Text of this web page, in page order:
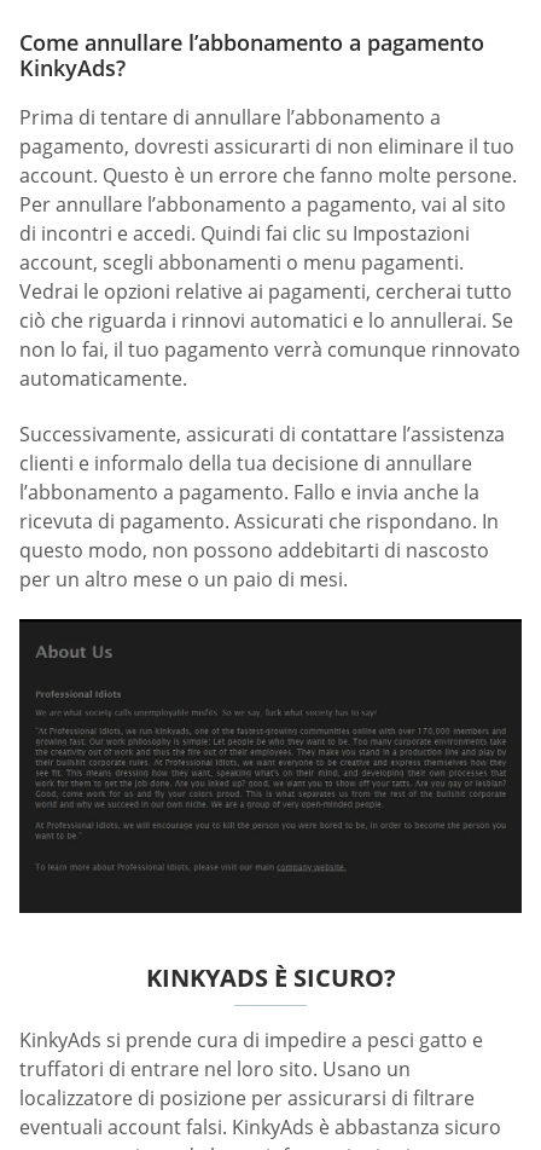
Come annullare l’abbonamento a pagamento
KinkyAds?
Prima di tentare di annullare l’abbonamento a
pagamento, dovresti assicurarti di non eliminare il tuo
account. Questo è un errore che fanno molte persone.
Per annullare l’abbonamento a pagamento, vai al sito
di incontri e accedi. Quindi fai clic su Impostazioni
account, scegli abbonamenti o menu pagamenti.
Vedrai le opzioni relative ai pagamenti, cercherai tutto
ciò che riguarda i rinnovi automatici e lo annullerai. Se
non lo fai, il tuo pagamento verrà comunque rinnovato
automaticamente.
Successivamente, assicurati di contattare l’assistenza
clienti e informalo della tua decisione di annullare
l’abbonamento a pagamento. Fallo e invia anche la
ricevuta di pagamento. Assicurati che rispondano. In
questo modo, non possono addebitarti di nascosto
per un altro mese o un paio di mesi.
KINKYADS È SICURO?
KinkyAds si prende cura di impedire a pesci gatto e
truffatori di entrare nel loro sito. Usano un
localizzatore di posizione per assicurarsi di filtrare
eventuali account falsi. KinkyAds è abbastanza sicuro